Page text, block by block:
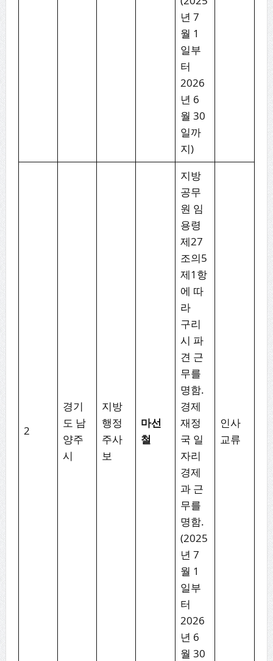
년 7
월 1
일부
터
2026
년 6
월 30
일까
지)
2
경기
도 남
양주
시
지방
행정
주사
보
마선
철
지방
공무
원 임
용령
제27
조의5
제1항
에 따
라
구리
시 파
견 근
무를
명함.
경제
재정
국 일
자리
경제
과 근
무를
명함.
(2025
년 7
월 1
일부
터
2026
년 6
월 30
인사
교류